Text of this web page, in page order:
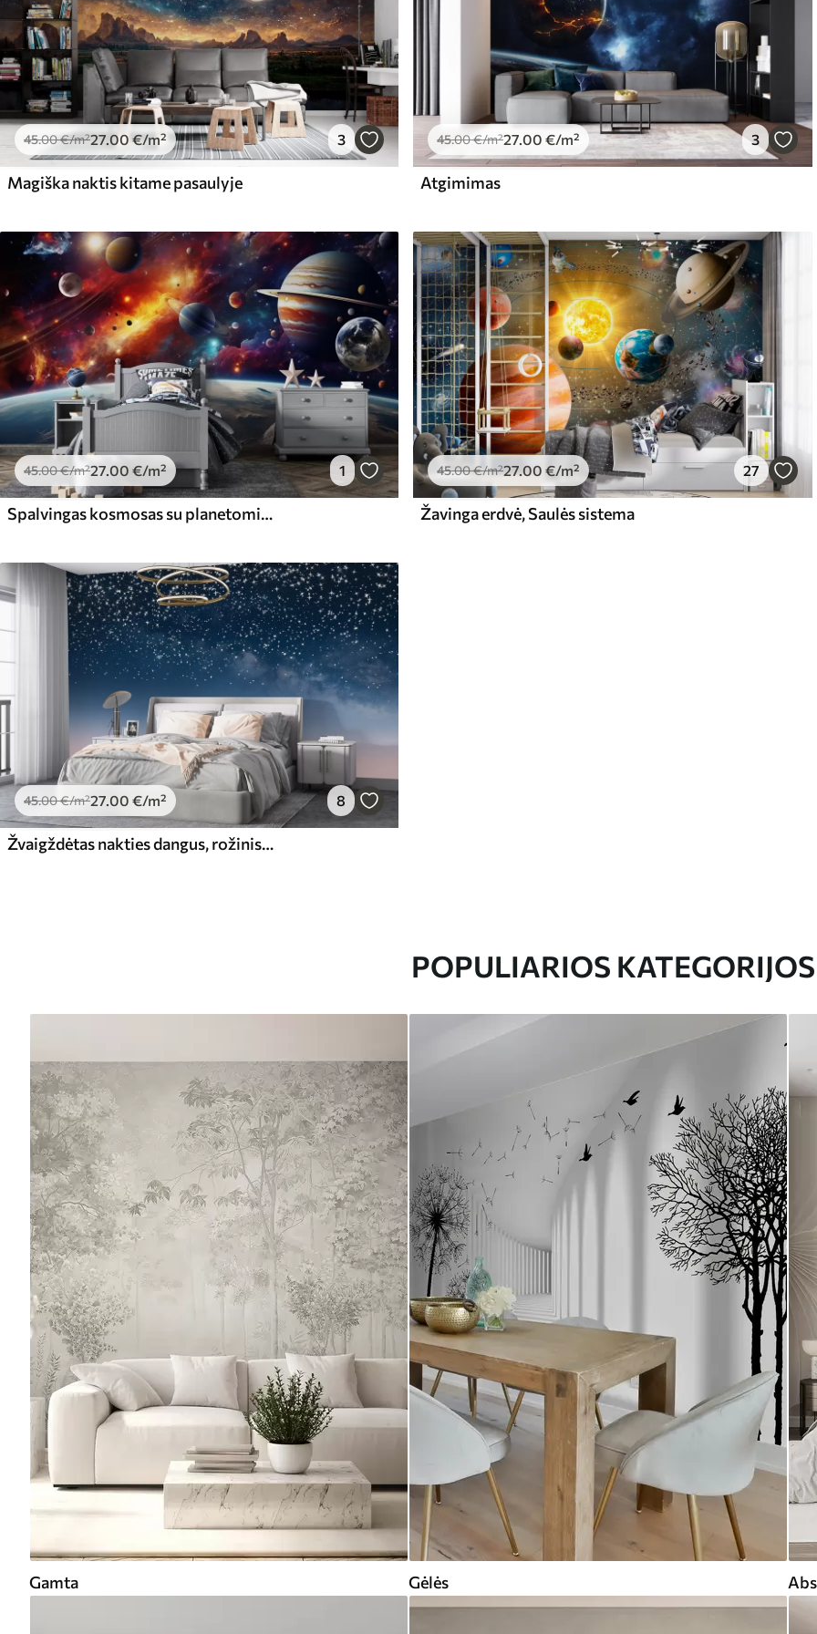
45.00€/m²27.00 €/m² 3
Magiška naktis kitame pasaulyje
45.00€/m²27.00 €/m² 3
Atgimimas
45.00€/m²27 .00 €/m² 1
Spalvingas kosmosas su planetomis ir ūkais
45.00€/m²27 .00 €/m² 27
Žavinga erdvė, Saulės sistema
45.00€/m²27.00 €/m² 8
Žvaigždėtas nakties dangus, rožinis gradientas, kosminis, žvaigždynai
POPULIARIOS KATEGORIJOS
Gamta Gėlės